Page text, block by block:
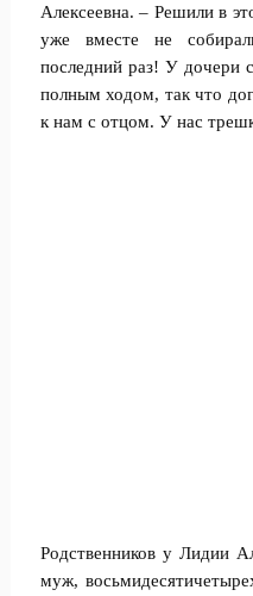
Алексеевна. – Решили в
уже вместе не
последний раз! У дочери
полным ходом, так что
к нам с отцом. У нас
Родственников у Лидии
муж,